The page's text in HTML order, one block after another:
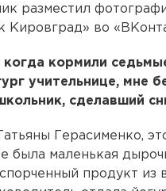
разместил
Кировград» во
кормили
учительнице, мне
сделавший
Герасименко,
была маленькая
продукт из